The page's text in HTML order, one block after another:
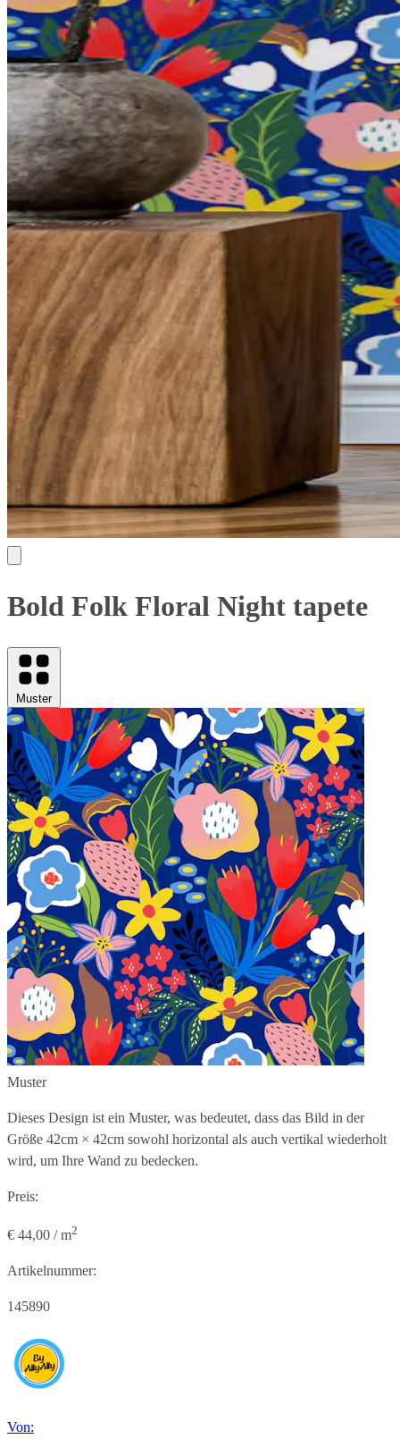
Bold Folk Floral Night tapete
Muster
Muster
Dieses Design ist ein Muster, was bedeutet, dass das Bild in der
Größe 42cm × 42cm sowohl horizontal als auch vertikal wiederholt
wird, um Ihre Wand zu bedecken.
Preis:
€ 44,00 / m2
Artikelnummer:
145890
Von: